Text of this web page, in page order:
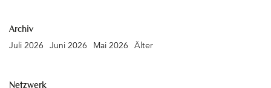
Archiv
Juli 2026 Juni 2026 Mai 2026 Älter
Netzwerk